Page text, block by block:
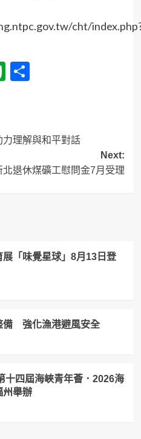
cht/
Evernote
分
理解與和平對話
Next:
北退休煤礦工慰問金7月受理
「味覺星球」8月13日登
備 強化漁港避風安全
四屆海峽青年薈．2026海
州舉辦